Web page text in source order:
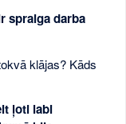
spraiga darba
klājas? Kāds
ļoti labi